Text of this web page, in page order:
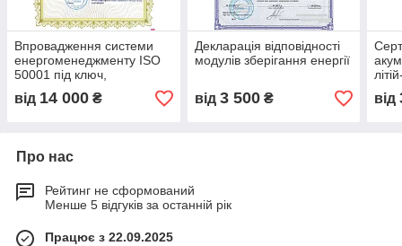
Впровадження системи
енергоменеджменту ISO
50001 під ключ,
сертифікація
енергоефективності для
від 14 000 ₴
Декларація відповідності
модулів зберігання енергії
від 3 500₴ від
Про нас
Рейтинг не сформований
Менше 5 відгуків за останній рік
Працює з 22.09.2025